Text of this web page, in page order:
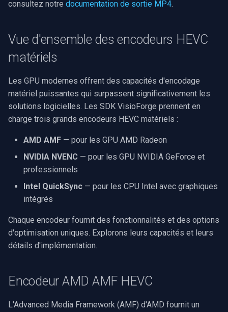
h
e
l'encodage HEVC
1. Sélection de l'encodeur
2. Sélection du contrôle de
débit
3. Optimisation des
performances
4. Amélioration de la qualité
Dépannage courant
Moteurs X
rendu vidéo WinForms
Texte sur une image vidéo
Désinstaller un filtre
VideoView définir une image
personnalisée
VU-mètres
Zoom sur une image vidéo
Zoom vidéo plusieurs
moteurs de rendu
Compositeur de vidéo en
ElevenLabs
Spécial
NVIDIA
AMA
OpenCV
OpenGL
AWS
Spécifique à Windows
Swann
GeoVision
ACTi
Canon
Cisco
Grandstream
FLIR / Teledyne
INSTAR
Arecont Vision
Crossbar d'entrée vidéo
Installation
consultez notre documentation de sortie MP4.
Vue d'ensemble des encodeurs HEVC
matériels
Les GPU modernes offrent des capacités d'encodage
matériel puissantes qui surpassent significativement les
solutions logicielles. Les SDK VisioForge prennent en
charge trois grands encodeurs HEVC matériels :
AMD AMF — pour les GPU AMD Radeon
NVIDIA NVENC — pour les GPU NVIDIA GeForce et
professionnels
Intel QuickSync — pour les CPU Intel avec graphiques
intégrés
Chaque encodeur fournit des fonctionnalités et des options
d'optimisation uniques. Explorons leurs capacités et leurs
détails d'implémentation.
Encodeur AMD AMF HEVC
L'Advanced Media Framework (AMF) d'AMD fournit un